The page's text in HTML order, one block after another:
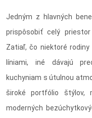
Jedným z hlavných
prispôsobiť celý priestor
Zatiaľ, čo niektoré
líniami, iné dávajú
kuchyniam s útulnou
široké portfólio štýlov,
moderných